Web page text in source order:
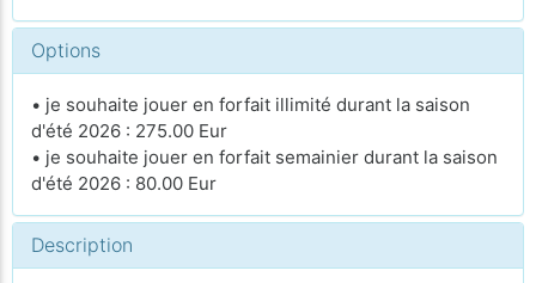
Options
• je souhaite jouer en forfait illimité durant la saison
d'été 2026 : 275.00 Eur
• je souhaite jouer en forfait semainier durant la saison
d'été 2026 : 80.00 Eur
Description